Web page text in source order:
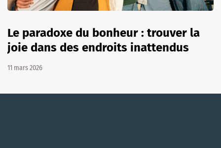
Le paradoxe du bonheur : trouver la
joie dans des endroits inattendus
11 mars 2026